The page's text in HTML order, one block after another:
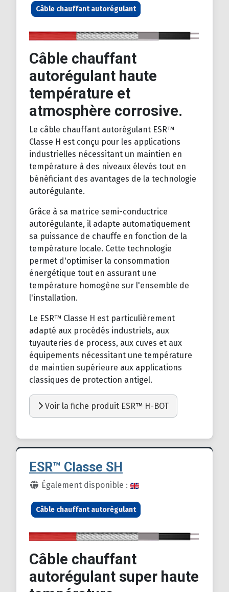
Câble chauffant autorégulant
Câble chauffant
autorégulant haute
température et
atmosphère corrosive.
Le câble chauffant autorégulant ESR™
Classe H est conçu pour les applications
industrielles nécessitant un maintien en
température à des niveaux élevés tout en
bénéficiant des avantages de la technologie
autorégulante.
Grâce à sa matrice semi-conductrice
autorégulante, il adapte automatiquement
sa puissance de chauffe en fonction de la
température locale. Cette technologie
permet d'optimiser la consommation
énergétique tout en assurant une
température homogène sur l'ensemble de
l'installation.
Le ESR™ Classe H est particulièrement
adapté aux procédés industriels, aux
tuyauteries de process, aux cuves et aux
équipements nécessitant une température
de maintien supérieure aux applications
classiques de protection antigel.
Voir la fiche produit ESR™ H-BOT
ESR™ Classe SH
DétailsÉgalement disponible :
Câble chauffant autorégulant
Câble chauffant
autorégulant super haute